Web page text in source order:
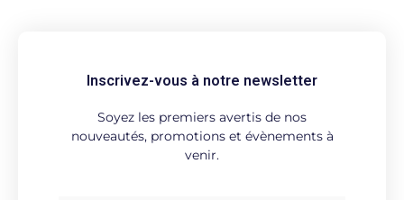
Inscrivez-vous à notre newsletter
Soyez les premiers avertis de nos
nouveautés, promotions et évènements à
venir.